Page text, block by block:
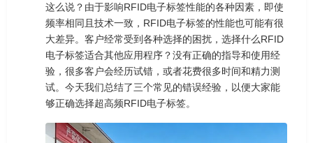
这么说？由于影响RFID电子标签性能的各种因素，即使
频率相同且技术一致，RFID电子标签的性能也可能有很
大差异。客户经常受到各种选择的困扰，选择什么RFID
电子标签适合其他应用程序？没有正确的指导和使用经
验，很多客户会经历试错，或者花费很多时间和精力测
试。今天我们总结了三个常见的错误经验，以便大家能
够正确选择超高频RFID电子标签。